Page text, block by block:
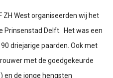
West organiseerden wij het
Prinsenstad Delft. Het was een
driejarige paarden. Ook met
met de goedgekeurde
en de jonge hengsten